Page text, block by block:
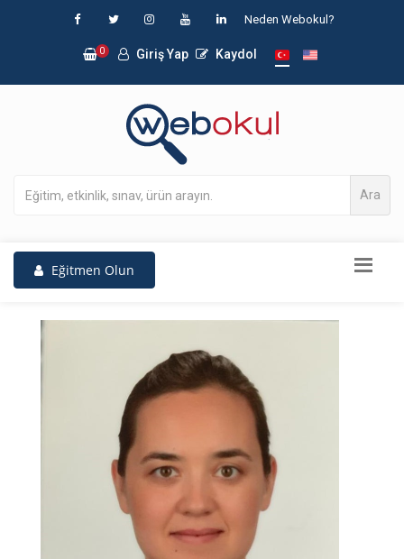
Neden Webokul?
0 Giriş Yap Kaydol
Ara
Eğitmen Olun